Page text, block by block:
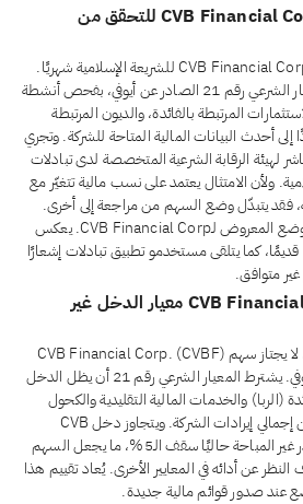
كم مرة تُراجَع CVB Financial Corp. CVBF للتحقق من
تراجع تبادلات امتثال CVB Financial Corp. CVBF للشريعة الإسلامية شهريًا.
تطبّق كل مراجعة منهجية المعيار الشرعي رقم 21 الصادر عن أيوفي، بفحص أنشطة
المرتبطة بالفائدة، والديون المرتبطة
إلى أحدث البيانات المالية المتاحة للشركة. وتجري
لهيئة الرقابة الشرعية المتخصصة لدى تبادلات
ولأن الامتثال يعتمد على نسب مالية تتغيّر مع
فقد يتبدّل وضع السهم من مراجعة إلى أخرى.
ويضمن الفحص الشهري أن الوضع المعروض لـCVB Financial Corp. يعكس
قديمًا، كما يتلقى مستخدمو تطبيق تبادلات إشعارًا
متوافق.
هل يجتاز CVB Financial Corp. CVBF معيار الدخل غير
لا، اعتبارًا من أغسطس 2026، لا يجتاز سهم CVB Financial Corp. (CVBF)
معيار الدخل غير المباح وفق أيوفي. يشترط المعيار الشرعي رقم 21 أن يظل الدخل
(الربا) والخدمات المالية التقليدية والكحول
والقمار والتبغ، أقل من 5% من إجمالي إيرادات الشركة. ويتجاوز دخل CVB
Financial Corp. من المصادر غير المباحة حاليًا سقف الـ5%، ما يجعل السهم
عن أدائه في المعايير الأخرى. يُعاد تقييم هذا
عند صدور قوائم مالية جديدة.